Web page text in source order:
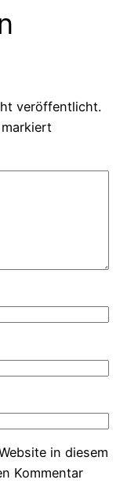
veröffentlicht.
markiert
in diesem
Kommentar